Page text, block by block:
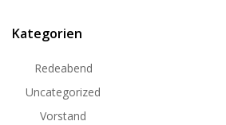
Kategorien
Redeabend
Uncategorized
Vorstand